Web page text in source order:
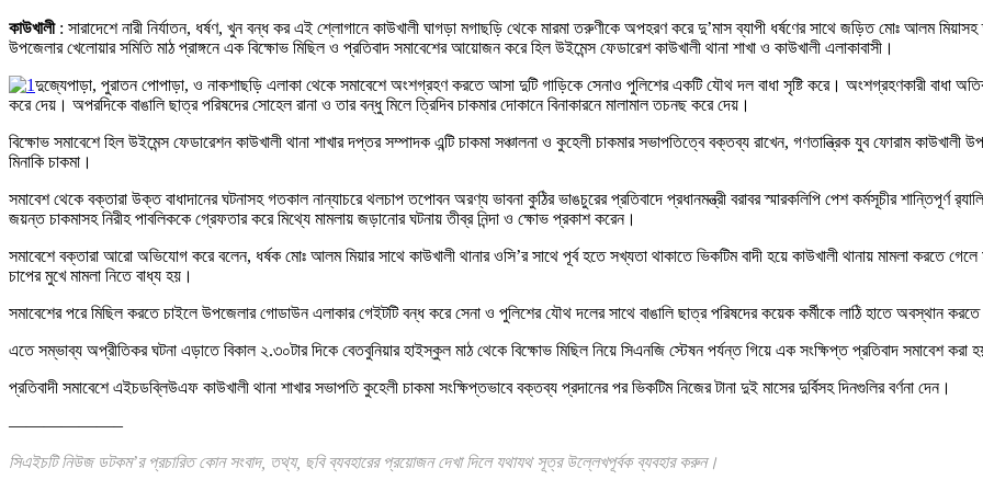
কাউখালী: সারাদেশে নারী নির্যাতন, ধর্ষণ, খুন বন্ধ কর এই শ্লোগানে কাউখালী ঘাগড়া মগাছড়ি থেকে মারমা তরুণীকে অপহরণ করে দু’মাস ব্যাপী ধর্ষণের সাথে জড়িত মোঃ আলম
উপজেলার খেলোয়ার সমিতি মাঠ প্রাঙ্গনে এক বিক্ষোভ মিছিল ও প্রতিবাদ সমাবেশের আয়োজন করে হিল উইমেন্স ফেডারেশ কাউখালী থানা শাখা ও কাউখালী এলাকাবাসী।
দুজ্যেপাড়া, পুরাতন পোপাড়া, ও নাকশাছড়ি এলাকা থেকে সমাবেশে অংশগ্রহণ করতে আসা দুটি গাড়িকে সেনাও পুলিশের একটি যৌথ দল বাধা সৃষ্টি করে। অংশগ্রহণকারী
করে দেয়। অপরদিকে বাঙালি ছাত্র পরিষদের সোহেল রানা ও তার বন্ধু মিলে ত্রিদিব চাকমার দোকানে বিনাকারনে মালামাল তচনছ করে দেয়।
বিক্ষোভ সমাবেশে হিল উইমেন্স ফেডারেশন কাউখালী থানা শাখার দপ্তর সম্পাদক এন্টি চাকমা সঞ্চালনা ও কুহেলী চাকমার সভাপতিত্বে বক্তব্য রাখেন, গণতান্ত্রিক যুব ফোরাম
মিনাকি চাকমা।
সমাবেশ থেকে বক্তারা উক্ত বাধাদানের ঘটনাসহ গতকাল নান্যাচরে থলচাপ তপোবন অরণ্য ভাবনা কুঠির ভাঙচুরের প্রতিবাদে প্রধানমন্ত্রী বরাবর স্মারকলিপি পেশ কর্মসূচীর শান্তিপূর্ণ
জয়ন্ত চাকমাসহ নিরীহ পাবলিককে গ্রেফতার করে মিথ্যে মামলায় জড়ানোর ঘটনায় তীব্র নিন্দা ও ক্ষোভ প্রকাশ করেন।
সমাবেশে বক্তারা আরো অভিযোগ করে বলেন, ধর্ষক মোঃ আলম মিয়ার সাথে কাউখালী থানার ওসি’র সাথে পূর্ব হতে সখ্যতা থাকাতে ভিকটিম বাদী হয়ে কাউখালী থানায় মামলা করতে
চাপের মুখে মামলা নিতে বাধ্য হয়।
সমাবেশের পরে মিছিল করতে চাইলে উপজেলার গোডাউন এলাকার গেইটটি বন্ধ করে সেনা ও পুলিশের যৌথ দলের সাথে বাঙালি ছাত্র পরিষদের কয়েক কর্মীকে লাঠি হাতে অবস্থান
এতে সম্ভাব্য অপ্রীতিকর ঘটনা এড়াতে বিকাল ২.৩০টার দিকে বেতবুনিয়ার হাইস্কুল মাঠ থেকে বিক্ষোভ মিছিল নিয়ে সিএনজি স্টেষন পর্যন্ত গিয়ে এক সংক্ষিপ্ত প্রতিবাদ সমাবেশ করা
প্রতিবাদী সমাবেশে এইচডব্লিউএফ কাউখালী থানা শাখার সভাপতি কুহেলী চাকমা সংক্ষিপ্তভাবে বক্তব্য প্রদানের পর ভিকটিম নিজের টানা দুই মাসের দুর্বিসহ দিনগুলির বর্ণনা দেন।
——————–
সিএইচটি নিউজ ডটকম’র প্রচারিত কোন সংবাদ, তথ্য, ছবি ব্যবহারের প্রয়োজন দেখা দিলে যথাযথ সূত্র উল্লেখপূর্বক ব্যবহার করুন।